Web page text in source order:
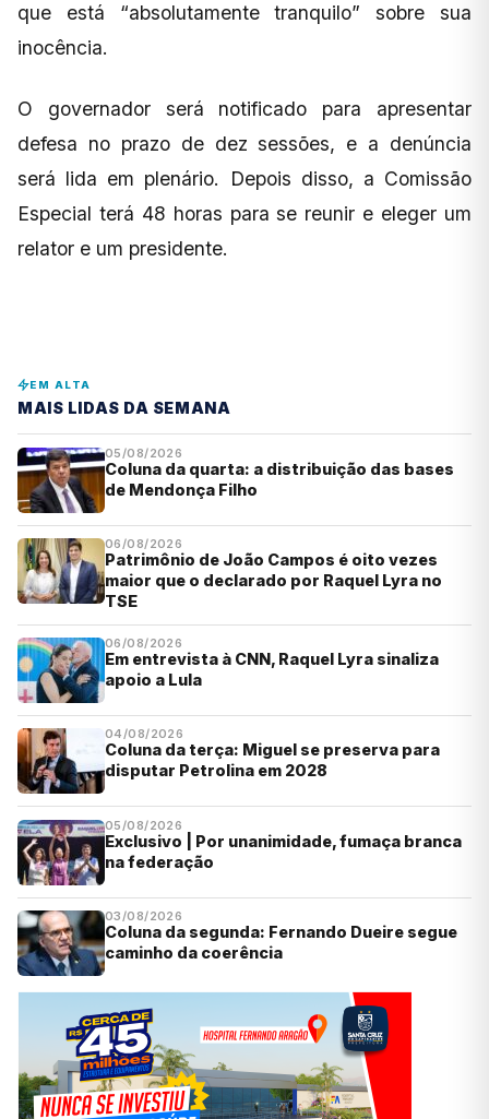
que está “absolutamente tranquilo” sobre sua
inocência.
O governador será notificado para apresentar
defesa no prazo de dez sessões, e a denúncia
será lida em plenário. Depois disso, a Comissão
Especial terá 48 horas para se reunir e eleger um
relator e um presidente.
EM ALTA
MAIS LIDAS DA SEMANA
05/08/2026
Coluna da quarta: a distribuição das bases
de Mendonça Filho
06/08/2026
Patrimônio de João Campos é oito vezes
maior que o declarado por Raquel Lyra no
TSE
06/08/2026
Em entrevista à CNN, Raquel Lyra sinaliza
apoio a Lula
04/08/2026
Coluna da terça: Miguel se preserva para
disputar Petrolina em 2028
05/08/2026
Exclusivo | Por unanimidade, fumaça branca
na federação
03/08/2026
Coluna da segunda: Fernando Dueire segue
caminho da coerência